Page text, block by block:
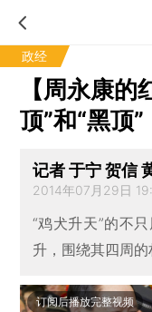
政经
【周永康的
顶”和“黑顶”
记者 于宁 贺信
2014年07月29日
“鸡犬升天”的不
升，围绕其四周
订阅后播放完整视频